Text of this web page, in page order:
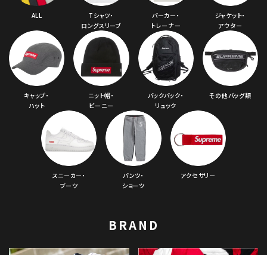
ALL
Tシャツ・
ロングスリーブ
パーカー・
トレーナー
ジャケット・
アウター
キャップ・
ハット
ニット帽・
ビーニー
バックパック・
リュック
その他バッグ類
スニーカー・
ブーツ
パンツ・
ショーツ
アクセサリー
BRAND